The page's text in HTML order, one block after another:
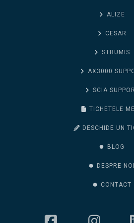
ALIZE
CESAR
STRUMIS
AX3000
SCIA
TICHETELE
DESCHIDE UN
BLOG
DESPRE NOI
CONTACT